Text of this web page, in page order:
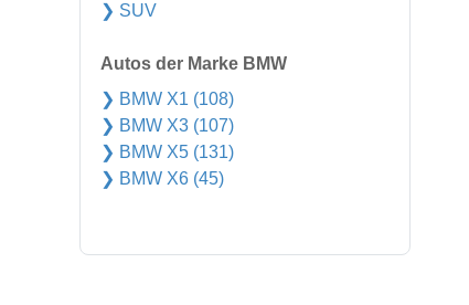
❯ SUV
Autos der Marke BMW
❯ BMW X1 (108)
❯ BMW X3 (107)
❯ BMW X5 (131)
❯ BMW X6 (45)